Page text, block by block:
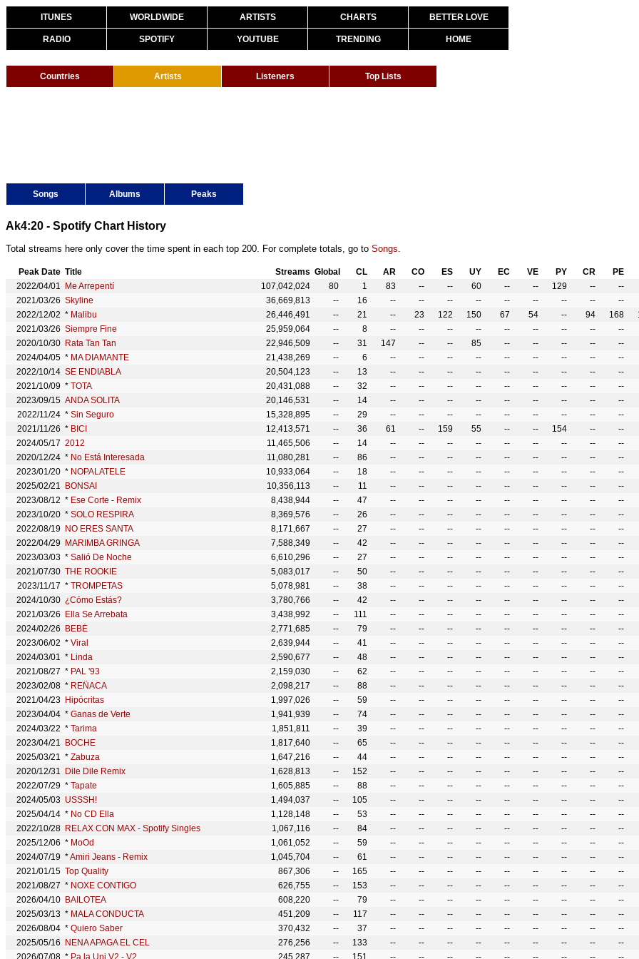
ITUNES WORLDWIDE ARTISTS CHARTS BETTER LOVE
RADIO SPOTIFY YOUTUBE TRENDING HOME
Countries Artists Listeners Top Lists
Songs Albums Peaks
Ak4:20 - Spotify Chart History
Total streams here only cover the time spent in each top 200. For complete totals, go to Songs.
Peak Date Title Streams Global CL AR CO ES UY EC VE PY CR PE
2022/04/01
Me Arrepentí 107,042,024 80 1 83 -- -- 60 -- -- 129 -- --
2021/03/26 Skyline 36,669,813 -- 16 -- -- -- -- -- -- -- -- --
2022/12/02 * Malibu 26,446,491 -- 21 -- 23 122 150 67 54 -- 94 168
2021/03/26 Siempre Fine 25,959,064 -- 8 -- -- -- -- -- -- -- -- --
2020/10/30 Rata Tan Tan 22,946,509 -- 31 147 -- -- 85 -- -- -- -- --
2024/04/05 * MA DIAMANTE 21,438,269 -- 6 -- -- -- -- -- -- -- -- --
2022/10/14 SE ENDIABLA 20,504,123 -- 13 -- -- -- -- -- -- -- -- --
2021/10/09 * TOTA 20,431,088 -- 32 -- -- -- -- -- -- -- -- --
2023/09/15 ANDA SOLITA 20,146,531 -- 14 -- -- -- -- -- -- -- -- --
2022/11/24 * Sin Seguro 15,328,895 -- 29 -- -- -- -- -- -- -- -- --
2021/11/26 * BICI 12,413,571 -- 36 61 -- 159 55 -- -- 154 -- --
2024/05/17 2012 11,465,506 -- 14 -- -- -- -- -- -- -- -- --
2020/12/24 * No Está Interesada 11,080,281 -- 86 -- -- -- -- -- -- -- -- --
2023/01/20 * NOPALATELE 10,933,064 -- 18 -- -- -- -- -- -- -- -- --
2025/02/21
BONSAI 10,356,113 -- 11 -- -- -- -- -- -- -- -- --
2023/08/12 * Ese Corte - Remix 8,438,944 -- 47 -- -- -- -- -- -- -- -- --
2023/10/20 * SOLO RESPIRA 8,369,576 -- 26 -- -- -- -- -- -- -- -- --
2022/08/19 NO ERES SANTA 8,171,667 -- 27 -- -- -- -- -- -- -- -- --
2022/04/29
MARIMBA GRINGA 7,588,349 -- 42 -- -- -- -- -- -- -- -- --
2023/03/03 * Salió De Noche 6,610,296 -- 27 -- -- -- -- -- -- -- -- --
2021/07/30 THE ROOKIE 5,083,017 -- 50 -- -- -- -- -- -- -- -- --
2023/11/17 * TROMPETAS 5,078,981 -- 38 -- -- -- -- -- -- -- -- --
2024/10/30 ¿Cómo Estás? 3,780,766 -- 42 -- -- -- -- -- -- -- -- --
2021/03/26
Ella Se Arrebata 3,438,992 -- 111 -- -- -- -- -- -- -- -- --
2024/02/26
BEBÉ 2,771,685 -- 79 -- -- -- -- -- -- -- -- --
2023/06/02 * Viral 2,639,944 -- 41 -- -- -- -- -- -- -- -- --
2024/03/01 * Linda 2,590,677 -- 48 -- -- -- -- -- -- -- -- --
2021/08/27 * PAL '93 2,159,030 -- 62 -- -- -- -- -- -- -- -- --
2023/02/08 * REÑACA 2,098,217 -- 88 -- -- -- -- -- -- -- -- --
2021/04/23 Hipócritas 1,997,026 -- 59 -- -- -- -- -- -- -- -- --
2023/04/04 * Ganas de Verte 1,941,939 -- 74 -- -- -- -- -- -- -- -- --
2024/03/22 * Tarima 1,851,811 -- 39 -- -- -- -- -- -- -- -- --
2023/04/21
BOCHE 1,817,640 -- 65 -- -- -- -- -- -- -- -- --
2025/03/21 * Zabuza 1,647,216 -- 44 -- -- -- -- -- -- -- -- --
2020/12/31
Dile Dile Remix 1,628,813 -- 152 -- -- -- -- -- -- -- -- --
2022/07/29 * Tapate 1,605,885 -- 88 -- -- -- -- -- -- -- -- --
2024/05/03 USSSH! 1,494,037 -- 105 -- -- -- -- -- -- -- -- --
2025/04/14 * No CD Ella 1,128,148 -- 53 -- -- -- -- -- -- -- -- --
2022/10/28 RELAX CON MAX - Spotify Singles 1,067,116 -- 84 -- -- -- -- -- -- -- -- --
2025/12/06 * MoOd 1,061,052 -- 59 -- -- -- -- -- -- -- -- --
2024/07/19 *Amiri Jeans - Remix 1,045,704 -- 61 -- -- -- -- -- -- -- -- --
2021/01/15 Top Quality 867,306 -- 165 -- -- -- -- -- -- -- -- --
2021/08/27 * NOXE CONTIGO 626,755 -- 153 -- -- -- -- -- -- -- -- --
2026/04/10 BAILOTEA 608,220 -- 79 -- -- -- -- -- -- -- -- --
2025/03/13 * MALA CONDUCTA 451,209 -- 117 -- -- -- -- -- -- -- -- --
2026/08/04 * Quiero Saber 370,432 -- 37 -- -- -- -- -- -- -- -- --
2025/05/16
NENA APAGA EL CEL 276,256 -- 133 -- -- -- -- -- -- -- -- --
2026/07/08 * Pa la Uni V2 - V2 245,287 -- 151 -- -- -- -- -- -- -- -- --